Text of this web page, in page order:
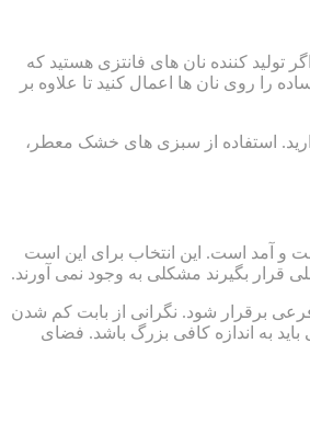
تولید کننده نان های فانتزی هستید که
را روی نان ها اعمال کنید تا علاوه بر
استفاده از سبزی های خشک معطر،
و آمد است. این انتخاب برای این است
قرار بگیرند مشکلی به وجود نمی آورند.
برقرار شود. نگرانی از بابت کم شدن
به اندازه کافی بزرگ باشد. فضای